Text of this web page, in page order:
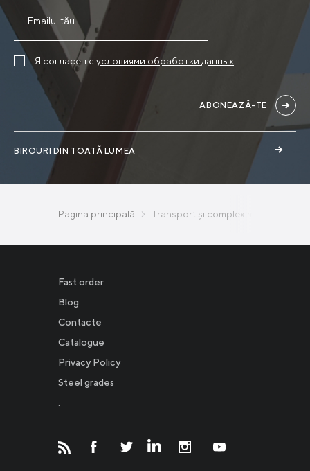
BIROURI DIN TOATĂ LUMEA
Я согласен с условиями обработки данных
ABONEAZĂ-TE
Pagina principală Transport și complex minier-
Fast order
Blog
Contacte
Catalogue
Privacy Policy
Steel grades
.
Новости
Инвесторам